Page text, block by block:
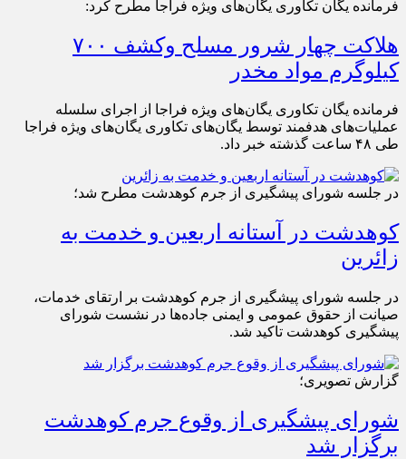
فرمانده یگان تکاوری یگان‌های ویژه فراجا مطرح کرد:
هلاکت چهار شرور مسلح وکشف ۷۰۰
کیلوگرم مواد مخدر
فرمانده یگان تکاوری یگان‌های ویژه فراجا از اجرای سلسله
عملیات‌های هدفمند توسط یگان‌های تکاوری یگان‌های ویژه فراجا
طی ۴۸ ساعت گذشته خبر داد.
در جلسه شورای پیشگیری از جرم کوهدشت مطرح شد؛
کوهدشت در آستانه اربعین و خدمت‌ به
زائرین
در جلسه شورای پیشگیری از جرم کوهدشت بر ارتقای خدمات،
صیانت از حقوق عمومی و ایمنی جاده‌ها در نشست شورای
پیشگیری کوهدشت تاکید شد.
گزارش تصویری؛
شورای پیشگیری از وقوع جرم کوهدشت
برگزار شد